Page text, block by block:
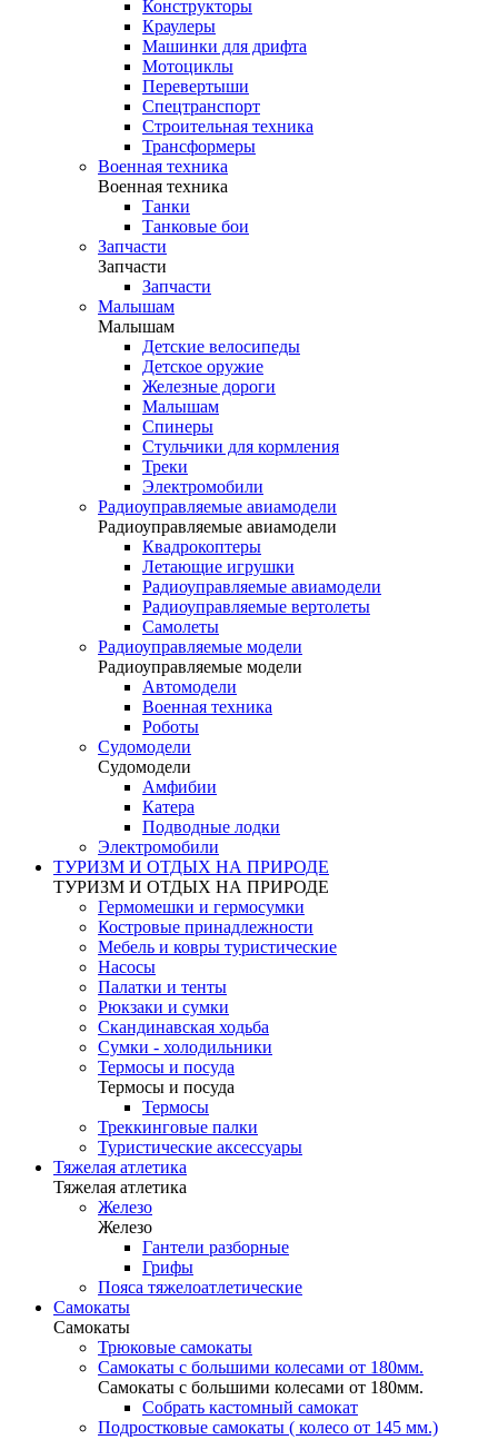
Конструкторы
Краулеры
Машинки для дрифта
Мотоциклы
Перевертыши
Спецтранспорт
Строительная техника
Трансформеры
Военная техника
Военная техника
Танки
Танковые бои
Запчасти
Запчасти
Запчасти
Малышам
Малышам
Детские велосипеды
Детское оружие
Железные дороги
Малышам
Спинеры
Стульчики для кормления
Треки
Электромобили
Радиоуправляемые авиамодели
Радиоуправляемые авиамодели
Квадрокоптеры
Летающие игрушки
Радиоуправляемые авиамодели
Радиоуправляемые вертолеты
Самолеты
Радиоуправляемые модели
Радиоуправляемые модели
Автомодели
Военная техника
Роботы
Судомодели
Судомодели
Амфибии
Катера
Подводные лодки
Электромобили
ТУРИЗМ И ОТДЫХ НА ПРИРОДЕ
ТУРИЗМ И ОТДЫХ НА ПРИРОДЕ
Гермомешки и гермосумки
Костровые принадлежности
Мебель и ковры туристические
Насосы
Палатки и тенты
Рюкзаки и сумки
Скандинавская ходьба
Сумки - холодильники
Термосы и посуда
Термосы и посуда
Термосы
Треккинговые палки
Туристические аксессуары
Тяжелая атлетика
Тяжелая атлетика
Железо
Железо
Гантели разборные
Грифы
Пояса тяжелоатлетические
Самокаты
Самокаты
Трюковые самокаты
Самокаты с большими колесами от 180мм.
Самокаты с большими колесами от 180мм.
Собрать кастомный самокат
Подростковые самокаты ( колесо от 145 мм.)